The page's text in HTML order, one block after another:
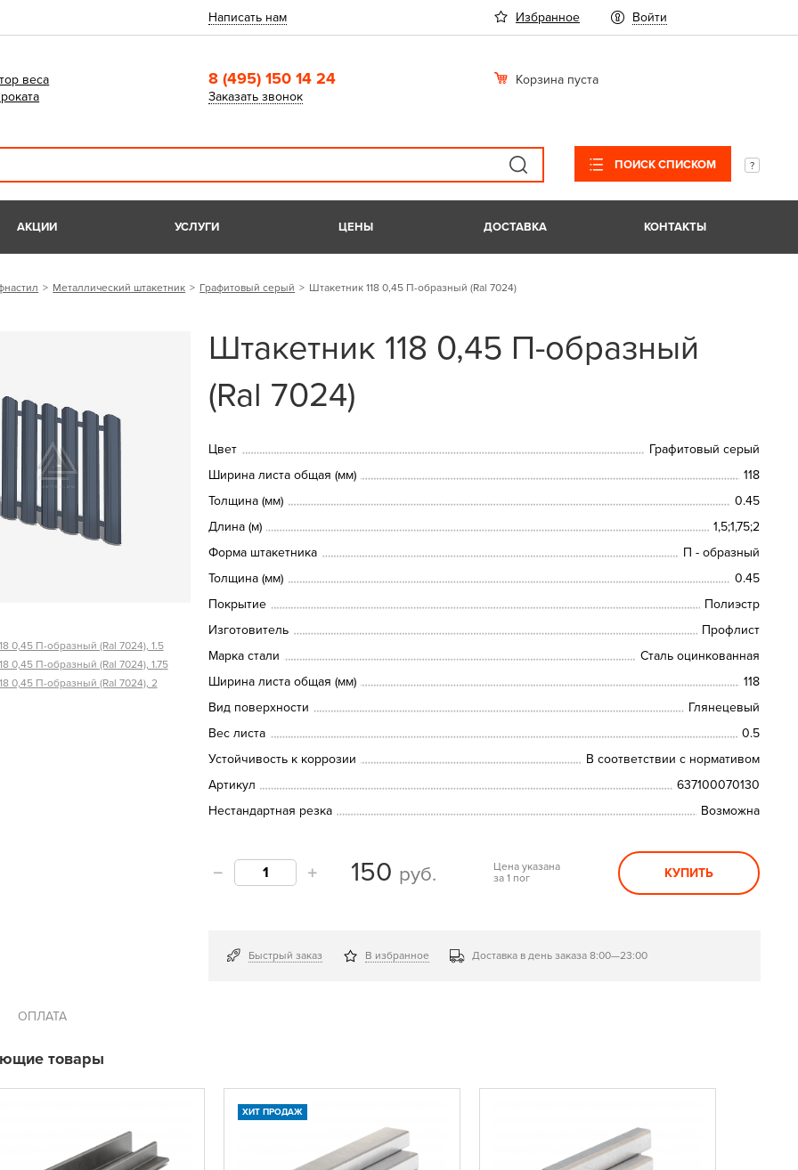
Написать нам Избранное Войти
веса
8 (495) 150 14 24
Заказать звонок
Корзина пуста
ПОИСК СПИСКОМ
АКЦИИ УСЛУГИ ЦЕНЫ ДОСТАВКА КОНТАКТЫ
Металлический штакетник Графитовый серый Штакетник 118 0,45 П-образный (Ral 7024)
0,45 П-образный (Ral 7024), 1.5
0,45 П-образный (Ral 7024), 1.75
0,45 П-образный (Ral 7024), 2
Штакетник 118 0,45 П-образный
(Ral 7024)
Цвет
Графитовый серый
Ширина листа общая (мм)
118
Толщина (мм)
0.45
Длина (м)
1,5;1,75;2
Форма штакетника
П - образный
Толщина (мм)
0.45
Покрытие
Полиэстр
Изготовитель
Профлист
Марка стали
Сталь оцинкованная
Ширина листа общая (мм)
118
Вид поверхности
Глянецевый
Вес листа
0.5
Устойчивость к коррозии
В соответствии с нормативом
Артикул
637100070130
Нестандартная резка
Возможна
150 руб.
Цена указана
за 1 пог
КУПИТЬ
Быстрый заказ В избранное Доставка в день заказа 8:00—23:00
ОПЛАТА
товары
ХИТ ПРОДАЖ